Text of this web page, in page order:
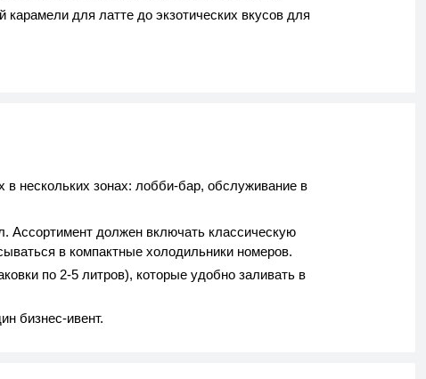
для латте до экзотических вкусов для
в нескольких зонах: лобби-бар, обслуживание в
Ассортимент должен включать классическую
в компактные холодильники номеров.
по 2-5 литров), которые удобно заливать в
бизнес-ивент.